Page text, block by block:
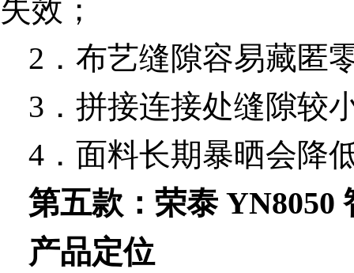
失效；
2．布艺缝隙容易藏匿
3．拼接连接处缝隙较
4．面料长期暴晒会降
第五款：荣泰 YN8050
产品定位